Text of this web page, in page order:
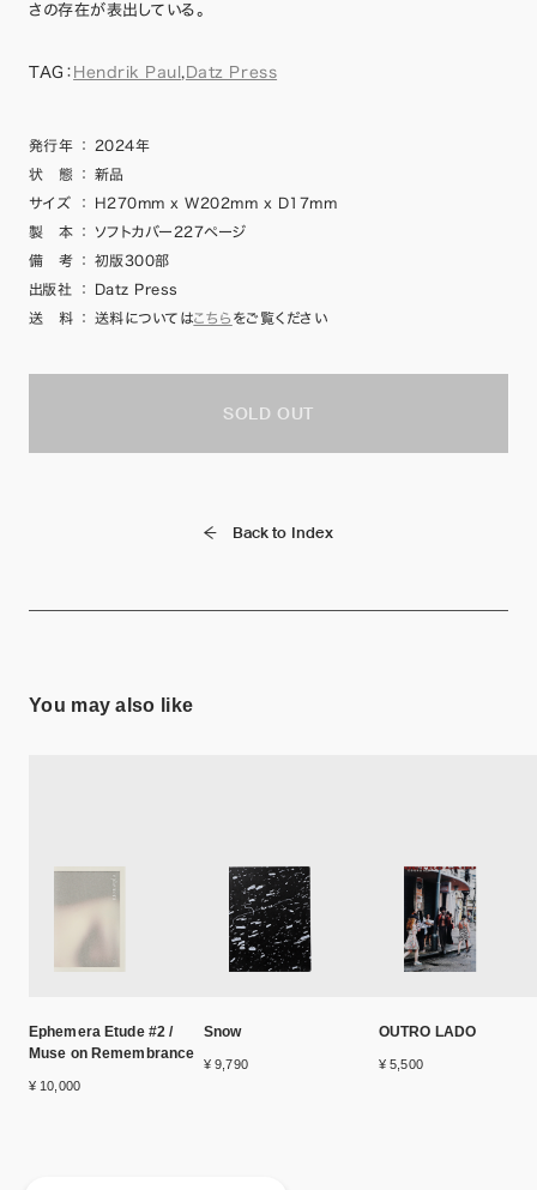
さの存在が表出している。
TAG： Hendrik Paul , Datz Press
発行年 ：
2024年
状 態
：
新品
サイズ
：
H270mm x W202mm x D17mm
製 本
：
ソフトカバー227ページ
備 考
：
初版300部
出版社
：
Datz Press
送 料
： 送料についてはこちら をご覧ください
SOLD OUT
Back to Index
You may also like
Ephemera Etude #2 /
Muse on Remembrance
¥ 10,000
Snow
¥ 9,790
OUTRO LADO
¥ 5,500